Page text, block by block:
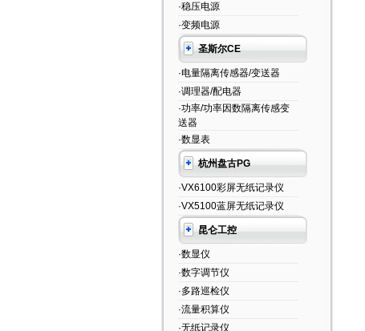
·稳压电源
·变频电源
圣斯尔CE
·电量隔离传感器/变送器
·调理器/配电器
·功率/功率因数隔离传感变
送器
·数显表
杭州盘古PG
·VX6100彩屏无纸记录仪
·VX5100蓝屏无纸记录仪
昆仑工控
·数显仪
·数字调节仪
·多路巡检仪
·流量积算仪
·无纸记录仪